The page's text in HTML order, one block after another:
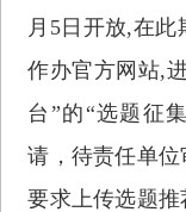
月5日开放,在
作办官方网站,
台”的“选题征
请，待责任单
要求上传选题